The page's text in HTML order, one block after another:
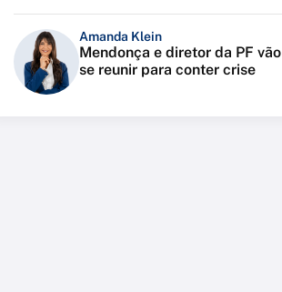
Amanda Klein
Mendonça e diretor da PF vão
se reunir para conter crise